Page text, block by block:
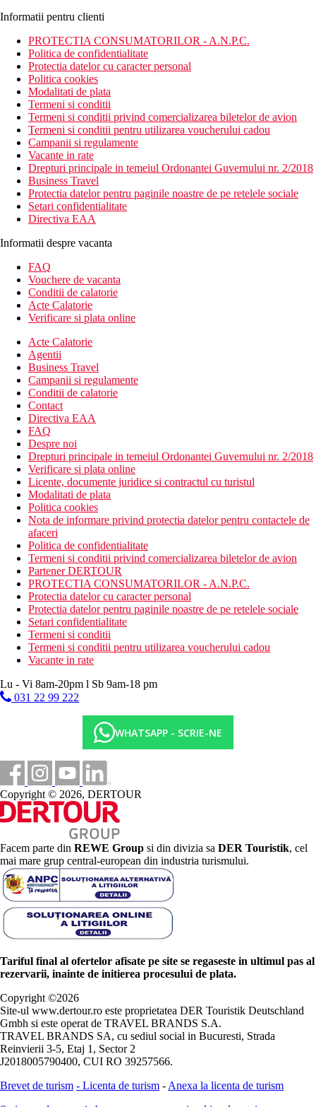
Informatii pentru clienti
PROTECTIA CONSUMATORILOR - A.N.P.C.
Politica de confidentialitate
Protectia datelor cu caracter personal
Politica cookies
Modalitati de plata
Termeni si conditii
Termeni si conditii privind comercializarea biletelor de avion
Termeni si conditii pentru utilizarea voucherului cadou
Campanii si regulamente
Vacante in rate
Drepturi principale in temeiul Ordonantei Guvernului nr. 2/2018
Business Travel
Protectia datelor pentru paginile noastre de pe retelele sociale
Setari confidentialitate
Directiva EAA
Informatii despre vacanta
FAQ
Vouchere de vacanta
Conditii de calatorie
Acte Calatorie
Verificare si plata online
Acte Calatorie
Agentii
Business Travel
Campanii si regulamente
Conditii de calatorie
Contact
Directiva EAA
FAQ
Despre noi
Drepturi principale in temeiul Ordonantei Guvernului nr. 2/2018
Verificare si plata online
Licente, documente juridice si contractul cu turistul
Modalitati de plata
Politica cookies
Nota de informare privind protectia datelor pentru contactele de
afaceri
Politica de confidentialitate
Termeni si conditii privind comercializarea biletelor de avion
Partener DERTOUR
PROTECTIA CONSUMATORILOR - A.N.P.C.
Protectia datelor cu caracter personal
Protectia datelor pentru paginile noastre de pe retelele sociale
Setari confidentialitate
Termeni si conditii
Termeni si conditii pentru utilizarea voucherului cadou
Vacante in rate
Lu - Vi 8am-20pm l Sb 9am-18 pm
031 22 99 222
WHATSAPP - SCRIE-NE
Copyright © 2026, DERTOUR
Facem parte din REWE Group si din divizia sa DER Touristik, cel
mai mare grup central-european din industria turismului.
Tariful final al ofertelor afisate pe site se regaseste in ultimul pas al
rezervarii, inainte de initierea procesului de plata.
Copyright ©2026
Site-ul www.dertour.ro este proprietatea DER Touristik Deutschland
Gmbh si este operat de TRAVEL BRANDS S.A.
TRAVEL BRANDS SA, cu sediul social in Bucuresti, Strada
Reinvierii 3-5, Etaj 1, Sector 2
J2018005790400, CUI RO 39257566.
Brevet de turism - Licenta de turism - Anexa la licenta de turism